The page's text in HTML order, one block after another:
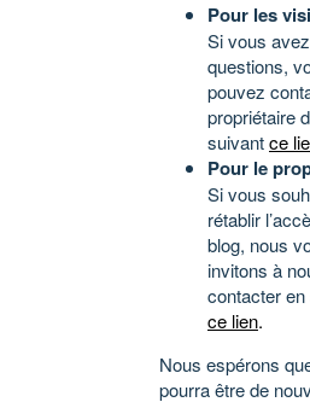
Pour les
Si vous
questions,
pouvez
propriétaire
suivantce
Pour le
Si vous
rétablir
blog, nous
invitons à
contacter
ce lien.
Nous espérons
pourra être de